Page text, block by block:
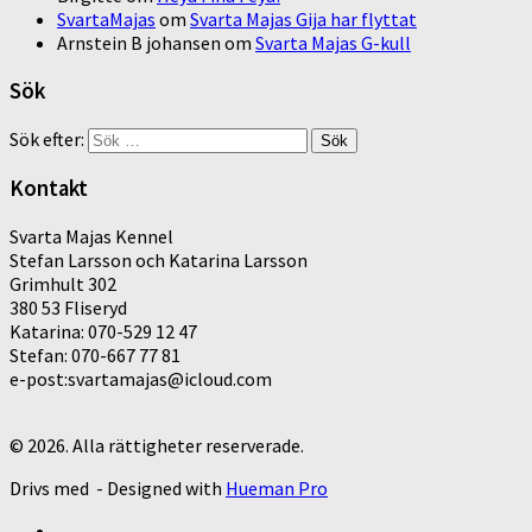
SvartaMajas om Svarta Majas Gija har flyttat
Arnstein B johansen om Svarta Majas G-kull
Sök
Sök efter:
Kontakt
Svarta Majas Kennel
Stefan Larsson och Katarina Larsson
Grimhult 302
380 53 Fliseryd
Katarina: 070-529 12 47
Stefan: 070-667 77 81
e-post:svartamajas@icloud.com
© 2026. Alla rättigheter reserverade.
Drivs med - Designed with Hueman Pro